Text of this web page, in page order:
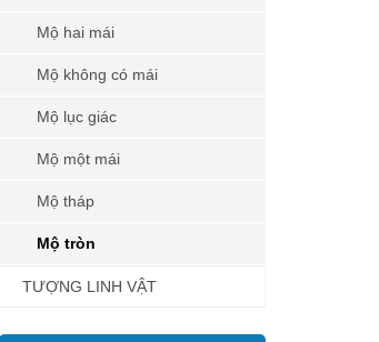
Mộ hai mái
Mộ không có mái
Mộ lục giác
Mộ một mái
Mộ tháp
Mộ tròn
TƯỢNG LINH VẬT